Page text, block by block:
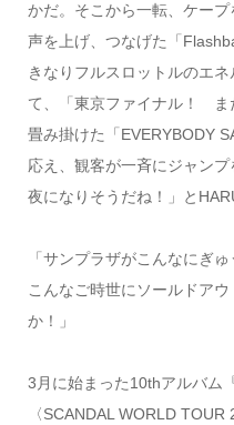
かだ。そこから一転、ケー
声を上げ、つなげた「
きなりフルスロットルのエ
て、「東京ファイナル！ ま
畳み掛けた「EVERYBODY
応え、観客が一斉にジャン
夜になりそうだね！」と
「サンプラザがこんなにぎ
こんなご時世にソールドア
か！」
3月に始まった10thアルバム
〈SCANDAL WORLD